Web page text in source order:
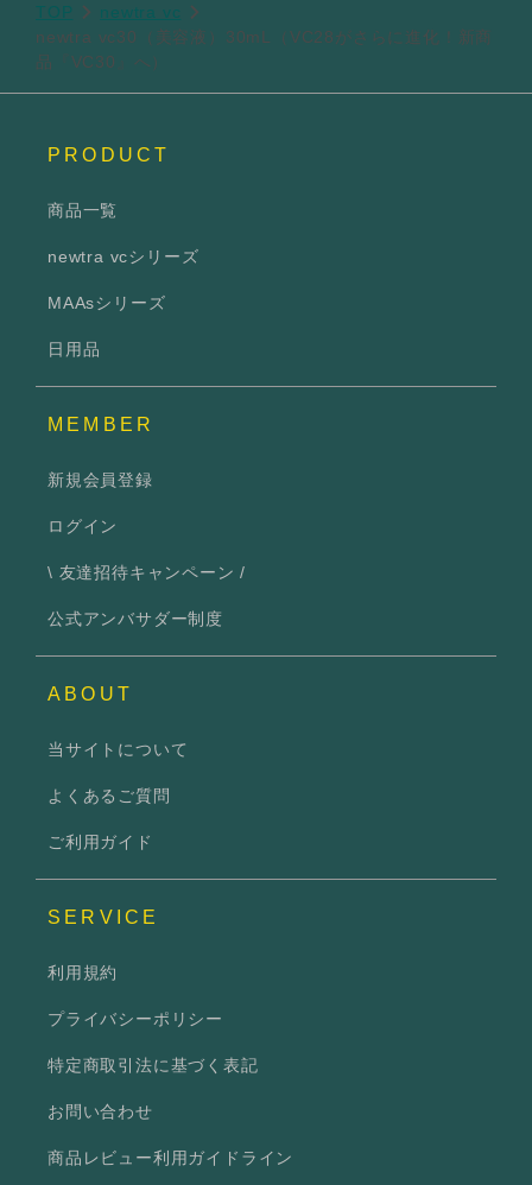
TOP
newtra vc
newtra vc30（美容液）30mL（VC28がさらに進化！新商
品『VC30』へ）
PRODUCT
商品一覧
newtra vcシリーズ
MAAsシリーズ
日用品
MEMBER
新規会員登録
ログイン
\ 友達招待キャンペーン /
公式アンバサダー制度
ABOUT
当サイトについて
よくあるご質問
ご利用ガイド
SERVICE
利用規約
プライバシーポリシー
特定商取引法に基づく表記
お問い合わせ
商品レビュー利用ガイドライン